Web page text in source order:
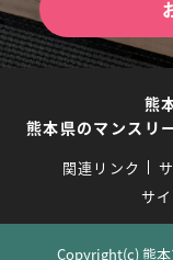
熊
熊本県のマンスリ
関連リンク
サ
Copyright(c) 熊